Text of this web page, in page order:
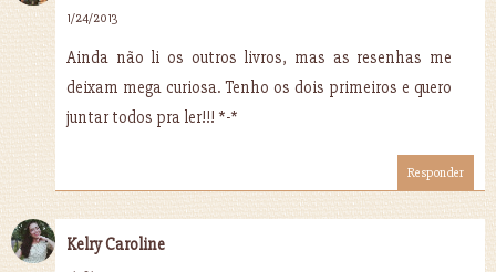
1/24/2013
Ainda não li os outros livros, mas as resenhas me
deixam mega curiosa. Tenho os dois primeiros e quero
juntar todos pra ler!!! *-*
Responder
Kelry Caroline